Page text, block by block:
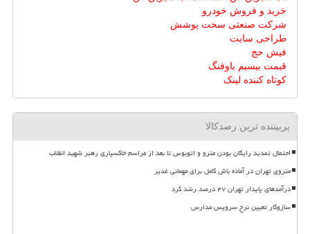
خرید و فروش خودرو
شرکت صنعتی سخت پوشش
طراحی سایت
فیش حج
قیمت بیسیم باوفنگ
کوتاه کننده لینک
پربیننده ترین رصدکالا
احتمال تمدید رایگان بودن مترو و اتوبوس تا بعد از مراسم خاکسپاری رهبر شهید انقلاب
متروی تهران در آماده باش کامل برای مهمانی غدیر
درآمدهای پایدار تهران ۴۷ درصد رشد کرد
سازوکار تعیین نرخ سرویس مدارس